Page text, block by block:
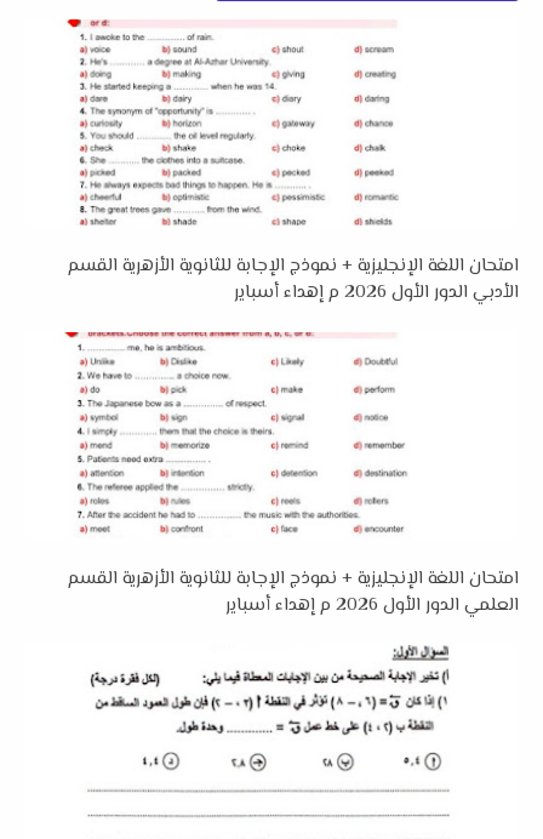
امتحان اللغة الإنجليزية + نموذج الإجابة للثانوية الأزهرية القسم
الأدبي الدور الأول 2026 م إهداء أسباير
امتحان اللغة الإنجليزية + نموذج الإجابة للثانوية الأزهرية القسم
العلمي الدور الأول 2026 م إهداء أسباير